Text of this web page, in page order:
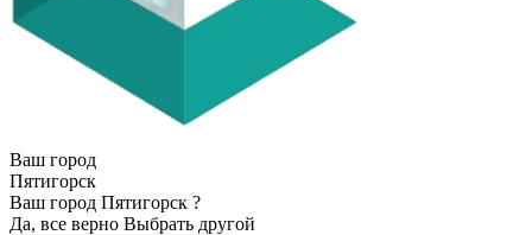
Ваш город
Пятигорск
Ваш город Пятигорск ?
Да, все верно Выбрать другой